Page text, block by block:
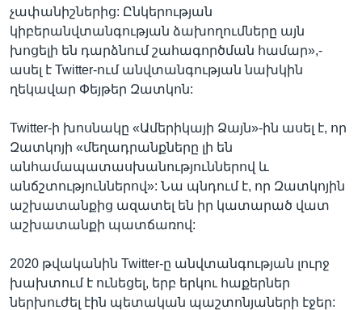
չափանիշներից: Ընկերության
կիբերանվտանգության ձախողումները այն
խոցելի են դարձնում շահագործման համար»,-
ասել է Twitter-ում անվտանգության նախկին
ղեկավար Փեյթեր Զատկոն:
Twitter-ի խոսնակը «Ամերիկայի Ձայն»-ին ասել է, որ
Զատկոյի «մեղադրանքները լի են
անհամապատասխանություններով և
անճշտություններով»: Նա պնդում է, որ Զատկոյին
աշխատանքից ազատել են իր կատարած վատ
աշխատանքի պատճառով:
2020 թվականին Twitter-ը անվտանգության լուրջ
խախտում է ունեցել, երբ երկու հաքերներ
ներխուժել էին պետական պաշտոնյաների էջեր: